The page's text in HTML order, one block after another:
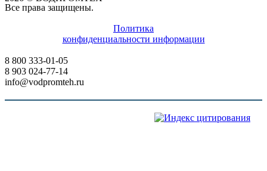
Все права защищены.
Политика
конфиденциальности информации
8 800 333-01-05
8 903 024-77-14
info@vodpromteh.ru